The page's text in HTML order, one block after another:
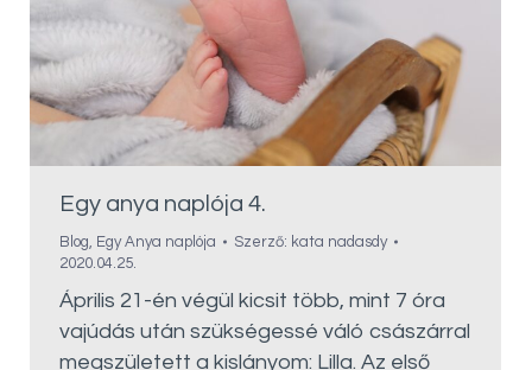
Egy anya naplója 4.
Blog Egy Anya naplója Szerző: kata nadasdy
2020.04.25.
Április 21-én végül kicsit több, mint 7 óra
vajúdás után szükségessé váló császárral
megszületett a kislányom: Lilla. Az első